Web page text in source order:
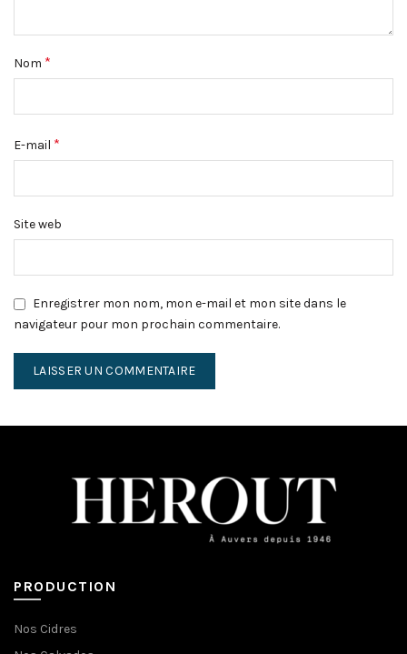
Nom *
E-mail *
Site web
Enregistrer mon nom, mon e-mail et mon site dans le
navigateur pour mon prochain commentaire.
PRODUCTION
Nos Cidres